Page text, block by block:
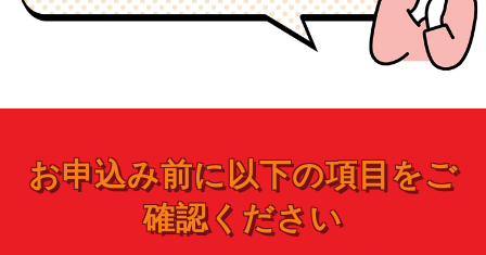
お申込み前に以下の項目をご
確認ください